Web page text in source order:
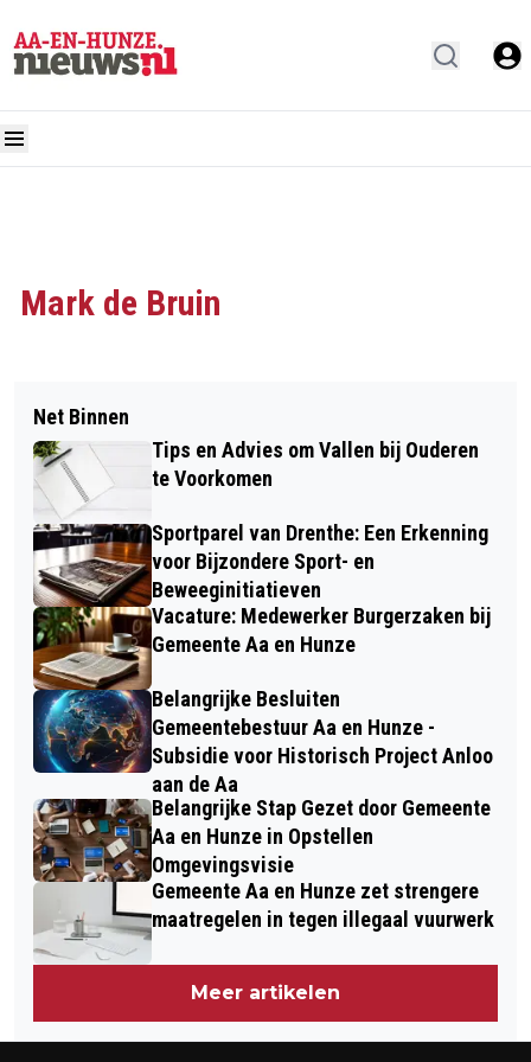
Mark de Bruin
Net Binnen
Tips en Advies om Vallen bij Ouderen
te Voorkomen
Sportparel van Drenthe: Een Erkenning
voor Bijzondere Sport- en
Beweeginitiatieven
Vacature: Medewerker Burgerzaken bij
Gemeente Aa en Hunze
Belangrijke Besluiten
Gemeentebestuur Aa en Hunze -
Subsidie voor Historisch Project Anloo
aan de Aa
Belangrijke Stap Gezet door Gemeente
Aa en Hunze in Opstellen
Omgevingsvisie
Gemeente Aa en Hunze zet strengere
maatregelen in tegen illegaal vuurwerk
Meer artikelen